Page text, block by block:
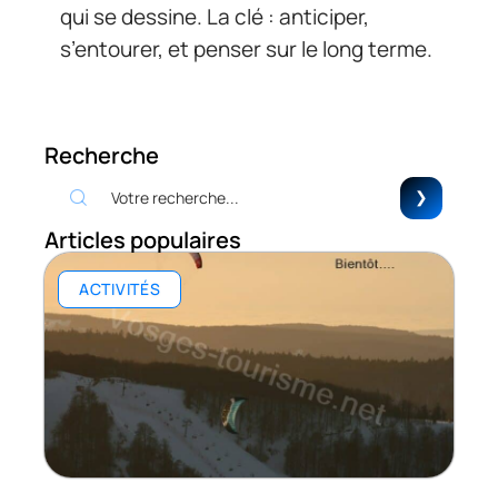
qui se dessine. La clé : anticiper,
s’entourer, et penser sur le long terme.
Recherche
Articles populaires
ACTIVITÉS